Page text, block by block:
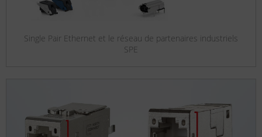
Single Pair Ethernet et le réseau de partenaires industriels
SPE